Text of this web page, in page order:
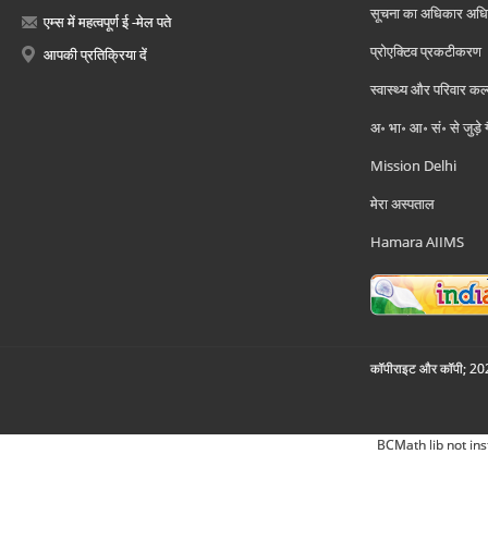
एम्स में महत्वपूर्ण ई -मेल पते
आपकी प्रतिक्रिया दें
सूचना का अधिकार
प्रोएक्टिव प्रकटीकरण
स्वास्थ्य और परिवार
अ॰ भा॰ आ॰ सं॰ से जुड़े
Mission Delhi
मेरा अस्पताल
Hamara AIIMS
कॉपीराइट और कॉपी;
BCMath lib not